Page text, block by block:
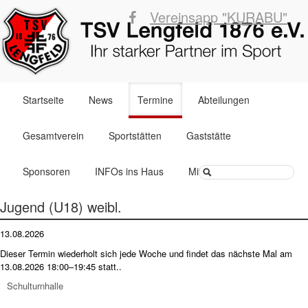
Vereinsapp "KURABU"
überspringen
Startseite News Termine Abteilungen
Gesamtverein Sportstätten Gaststätte
Sponsoren INFOs ins Haus Mitglied werden
Suchbegriffe
Jugend (U18) weibl.
13.08.2026
Dieser Termin wiederholt sich jede Woche und findet das nächste Mal am
13.08.2026 18:00–19:45 statt..
Schulturnhalle